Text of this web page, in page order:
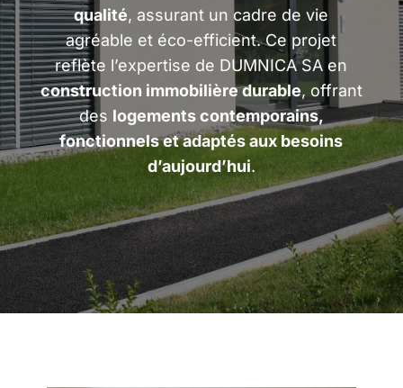
qualité, assurant un cadre de vie
agréable et éco-efficient. Ce projet
reflète l’expertise de DUMNICA SA en
construction immobilière durable, offrant
des logements contemporains,
fonctionnels et adaptés aux besoins
d’aujourd’hui.